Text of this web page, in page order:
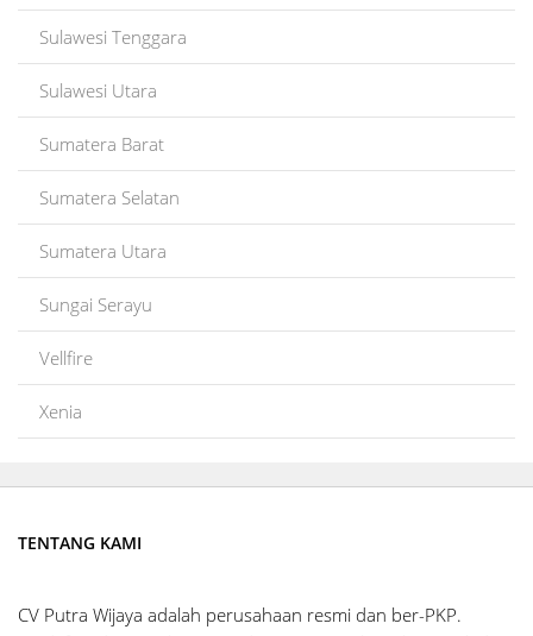
Sulawesi Tenggara
Sulawesi Utara
Sumatera Barat
Sumatera Selatan
Sumatera Utara
Sungai Serayu
Vellfire
Xenia
TENTANG KAMI
CV Putra Wijaya adalah perusahaan resmi dan ber-PKP.